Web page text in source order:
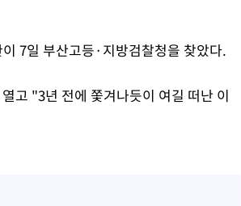
7일 부산고등·지방검찰청을 찾았다.
고 "3년 전에 쫓겨나듯이 여길 떠난 이